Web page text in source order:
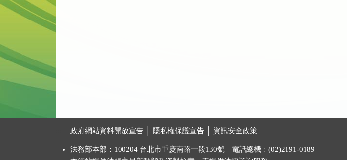
政府網站資料開放宣告 隱私權保護宣告 資訊安全政策
法務部本部：100204 台北市重慶南路一段130號 電話總機：(02)2191-0189